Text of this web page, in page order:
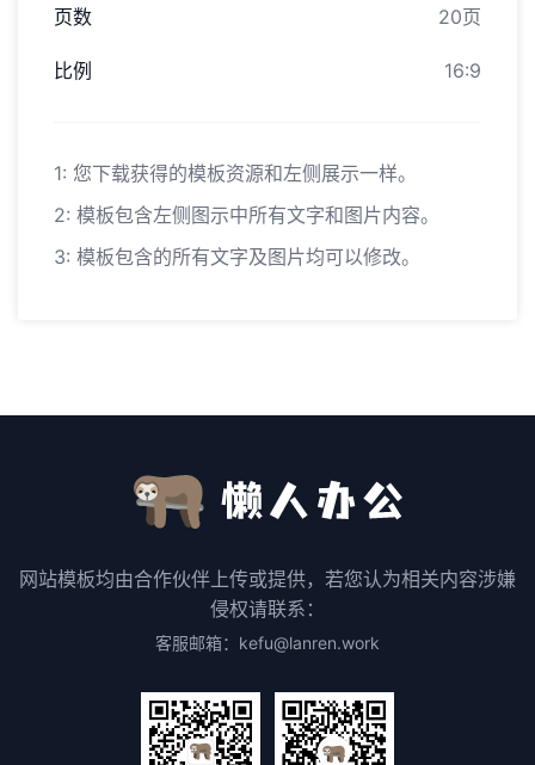
页数 20页
比例 16:9
1: 您下载获得的模板资源和左侧展示一样。
2: 模板包含左侧图示中所有文字和图片内容。
3: 模板包含的所有文字及图片均可以修改。
网站模板均由合作伙伴上传或提供，若您认为相关内容涉嫌
侵权请联系：
客服邮箱：kefu@lanren.work